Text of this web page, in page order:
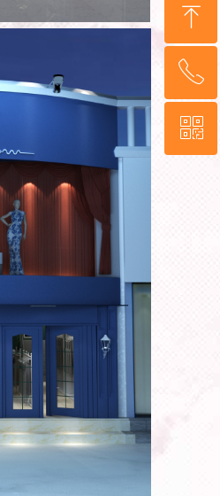
ꁸ
回到顶部
ꂅ
13641708742
ꀥ